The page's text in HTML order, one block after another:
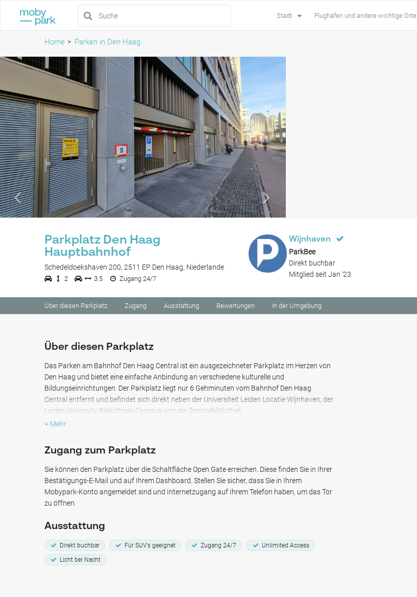
Stadt Flughäfen und andere wichtige Orte
Home Parken in Den Haag
Parkplatz Den Haag
Hauptbahnhof
Schedeldoekshaven 200, 2511 EP Den Haag, Niederlande
2 3.5 Zugang 24/7
Wijnhaven
ParkBee
Direkt buchbar
Mitglied seit Jan '23
Über diesen Parkplatz Zugang Ausstattung Bewertungen In der Umgebung
Über diesen Parkplatz
Das Parken am Bahnhof Den Haag Central ist ein ausgezeichneter Parkplatz im Herzen von
Den Haag und bietet eine einfache Anbindung an verschiedene kulturelle und
Bildungseinrichtungen. Der Parkplatz liegt nur 6 Gehminuten vom Bahnhof Den Haag
Central entfernt und befindet sich direkt neben der Universiteit Leiden Locatie Wijnhaven, der
Leiden University Bibliotheek Campus und der Zentralbibliothek.
bequem die Amare-Konzertsaal, das Pathé Spuimarkt-Kino, das Theater Aan Het Spui und
das Filmhuis Den Haag, alles nur 5 Gehminuten entfernt! Wenn Sie Museen mögen, erreichen
Sie nach einem einfachen 10-15-minütigen Spaziergang das Mauritshuis-Museum, das
Historische Museum Den Haag, das Rijksmuseum de Gevangenpoort und das Escher in Het
Paleis. Reservieren Sie Ihren Platz und genießen Sie einen sorglosen Spaziergang in Den
Haag!
+ Mehr
Zugang zum Parkplatz
Sie können den Parkplatz über die Schaltfläche Open Gate erreichen. Diese finden Sie in Ihrer
Bestätigungs-E-Mail und auf Ihrem Dashboard. Stellen Sie sicher, dass Sie in Ihrem
Mobypark-Konto angemeldet sind und Internetzugang auf Ihrem Telefon haben, um das Tor
zu öffnen.
Ausstattung
Direkt buchbar Für SUV's geeignet Zugang 24/7
Unlimited Access
Licht bei Nacht